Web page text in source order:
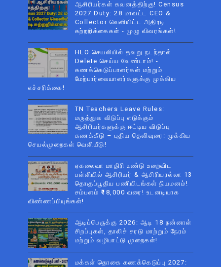
ஆசிரியர்கள் கவனத்திற்கு! Census
2027 Duty: 28 மாவட்ட CEO &
Collector வெளியிட்ட அதிரடி
சுற்றறிக்கைகள் - முழு விவரங்கள்!
HLO செயலியில் தவறு நடந்தால்
Delete செய்ய வேண்டாம்! -
கணக்கெடுப்பாளர்கள் மற்றும்
மேற்பார்வையாளர்களுக்கு முக்கிய
எச்சரிக்கை!
TN Teachers Leave Rules:
மருத்துவ விடுப்பு எடுக்கும்
ஆசிரியர்களுக்கு ஈட்டிய விடுப்பு
கணக்கீடு – புதிய தெளிவுரை: முக்கிய
செயல்முறைகள் வெளியீடு!
ஏகலைவா மாதிரி உண்டு உறைவிட
பள்ளியில் ஆசிரியர் & ஆசிரியரல்லா 13
தொகுப்பூதிய பணியிடங்கள் நியமனம்!
சம்பளம் ₹18,000 வரை! உடனடியாக
விண்ணப்பியுங்கள்!
ஆடிப்பெருக்கு 2026: ஆடி 18 நன்னாள்
சிறப்புகள், தாலிச் சரடு மாற்றும் நேரம்
மற்றும் வழிபாட்டு முறைகள்!
மக்கள் தொகை கணக்கெடுப்பு 2027: